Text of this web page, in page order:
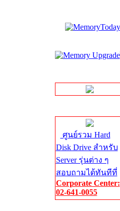
ศูนย์รวม Hard
Disk Drive สำหรับ
Server รุ่นต่าง ๆ
สอบถามได้ทันทีที่
Corporate Center:
02-641-0055